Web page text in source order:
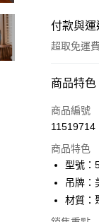
付款與
超取免運
付款方式
信用卡一
3 期
合作金
華南商
6 期 0
合作金
華南商
12 期
24 期
商品特色
商品編號
11519714
商品特色
型號：
吊牌：
材質：